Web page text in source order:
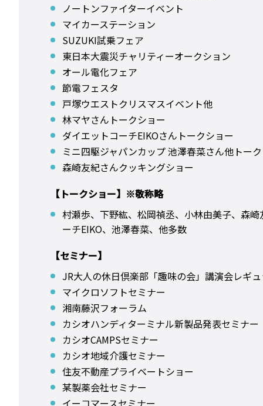
ノートンファイターイベント
マイカーステーション
SUZUKI試乗フェア
東日本大震災チャリティーオークション
オール電化フェア
節電フェスタ
戸塚ウエストクリスマスイベント他
林マヤさんトークショー
ダイエットコーチEIKOさんトークショー
ミニ四駆ジャパンカップ 池澤春菜さん他トー
森崎友紀さんクッキングショー
【トークショー】※敬称略
村瀬歩、下野紘、松岡禎丞、小林由美子、森
ーチEIKO、池澤春菜、他多数
【セミナー】
JR大人の休日倶楽部「趣味の会」講演会レギ
マイクロソフトセミナー
湘南藤沢フォーラム
カシオハンディターミナル新製品発表セミナー
カシオCAMPSセミナー
カシオ地域介護セミナー
住友不動産プライベートショー
某製薬会社セミナー
イーコマースセミナー